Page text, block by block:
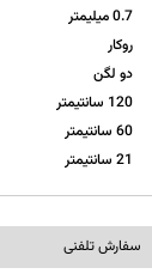
0.7 میلیمتر
روکار
دو لگن
120 سانتیمتر
60 سانتیمتر
21 سانتیمتر
سفارش تلفنی